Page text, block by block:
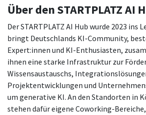
Über den STARTPLATZ AI
Der STARTPLATZ AI Hub wurde 2023 ins
bringt Deutschlands KI-Community,
Expert:innen und KI-Enthusiasten,
ihnen eine starke Infrastruktur zur
Wissensaustauschs,
Projektentwicklungen und
um generative KI. An den Standorten in
stehen dafür eigene Coworking-